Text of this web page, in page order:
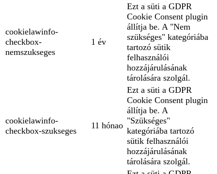
cookielawinfo-
checkbox-
nemszukseges
1 év
Ezt a süti a GDPR
Cookie Consent plugin
állítja be. A "Nem
szükséges" kategóriába
tartozó sütik
felhasználói
hozzájárulásának
tárolására szolgál.
cookielawinfo-
checkbox-szukseges
11 hónao
Ezt a süti a GDPR
Cookie Consent plugin
állítja be. A
"Szükséges"
kategóriába tartozó
sütik felhasználói
hozzájárulásának
tárolására szolgál.